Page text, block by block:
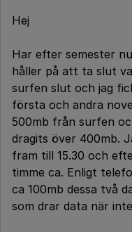
Hej
Har efter semester
håller på att ta slut
surfen slut och jag
första och andra
500mb från surfen
dragits över 400mb.
fram till 15.30 och
timme ca. Enligt
ca 100mb dessa två
som drar data när